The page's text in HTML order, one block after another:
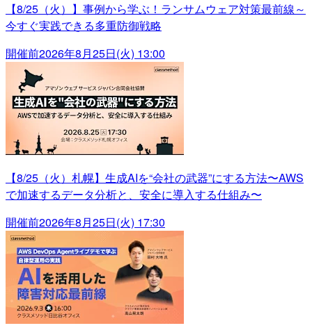
【8/25（火）】事例から学ぶ！ランサムウェア対策最前線～
今すぐ実践できる多重防御戦略
開催前2026年8月25日(火) 13:00
【8/25（火）札幌】生成AIを“会社の武器”にする方法〜AWS
で加速するデータ分析と、安全に導入する仕組み〜
開催前2026年8月25日(火) 17:30